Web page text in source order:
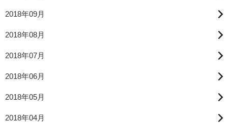
2018年09月
2018年08月
2018年07月
2018年06月
2018年05月
2018年04月